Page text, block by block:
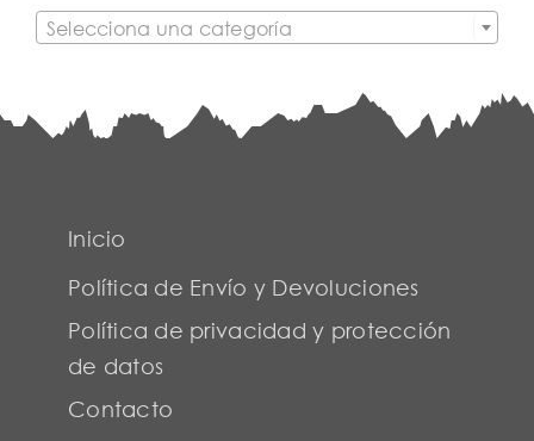
Selecciona una categoría
Inicio
Política de Envío y Devoluciones
Política de privacidad y protección
de datos
Contacto